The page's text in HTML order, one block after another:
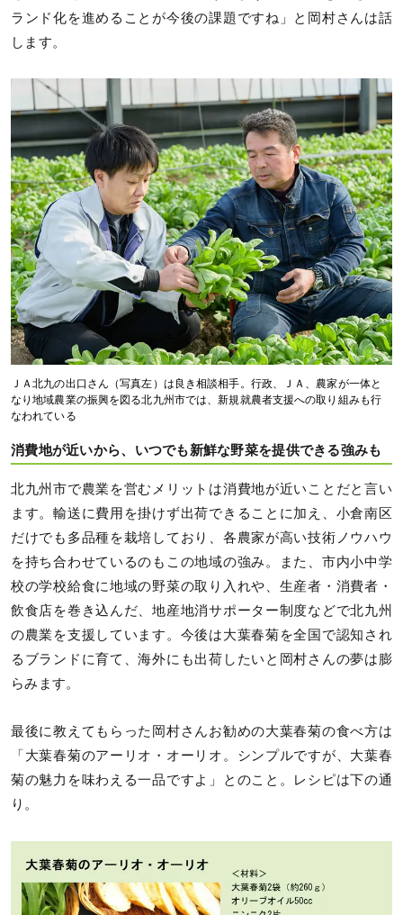
ランド化を進めることが今後の課題ですね」と岡村さんは話
します。
ＪＡ北九の出口さん（写真左）は良き相談相手。行政、ＪＡ、農家が一体と
なり地域農業の振興を図る北九州市では、新規就農者支援への取り組みも行
なわれている
消費地が近いから、いつでも新鮮な野菜を提供できる強みも
北九州市で農業を営むメリットは消費地が近いことだと言い
ます。輸送に費用を掛けず出荷できることに加え、小倉南区
だけでも多品種を栽培しており、各農家が高い技術ノウハウ
を持ち合わせているのもこの地域の強み。また、市内小中学
校の学校給食に地域の野菜の取り入れや、生産者・消費者・
飲食店を巻き込んだ、地産地消サポーター制度などで北九州
の農業を支援しています。今後は大葉春菊を全国で認知され
るブランドに育て、海外にも出荷したいと岡村さんの夢は膨
らみます。
最後に教えてもらった岡村さんお勧めの大葉春菊の食べ方は
「大葉春菊のアーリオ・オーリオ。シンプルですが、大葉春
菊の魅力を味わえる一品ですよ」とのこと。レシピは下の通
り。